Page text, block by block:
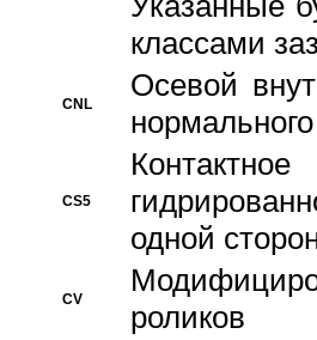
классами
CNL
Осевой
CS5
одной
CV
роликов